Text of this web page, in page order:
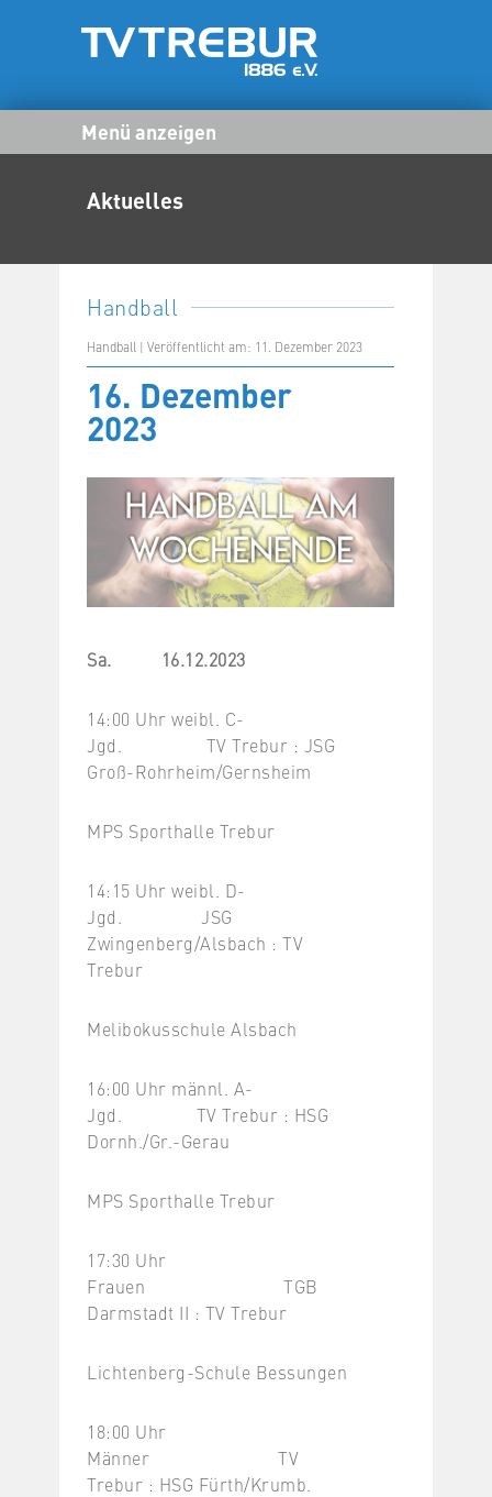
Menü anzeigen
Aktuelles
Handball
Handball | Veröffentlicht am: 11. Dezember 2023
16. Dezember
2023
Sa. 16.12.2023
14:00 Uhr weibl. C-
Jgd. TV Trebur : JSG
Groß-Rohrheim/Gernsheim
MPS Sporthalle Trebur
14:15 Uhr weibl. D-
Jgd. JSG
Zwingenberg/Alsbach : TV
Trebur
Melibokusschule Alsbach
16:00 Uhr männl. A-
Jgd. TV Trebur : HSG
Dornh./Gr.-Gerau
MPS Sporthalle Trebur
17:30 Uhr
Frauen TGB
Darmstadt II : TV Trebur
Lichtenberg-Schule Bessungen
18:00 Uhr
Männer TV
Trebur : HSG Fürth/Krumb.